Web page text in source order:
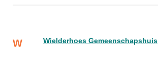
W Wielderhoes Gemeenschapshuis